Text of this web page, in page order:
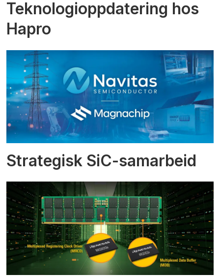
Teknologioppdatering hos
Hapro
Strategisk SiC-samarbeid